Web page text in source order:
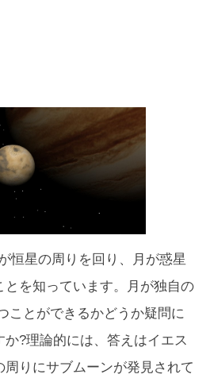
恒星の周りを回り、月が惑星
を知っています。月が独自の
ことができるかどうか疑問に
?理論的には、答えはイエス
りにサブムーンが発見されて